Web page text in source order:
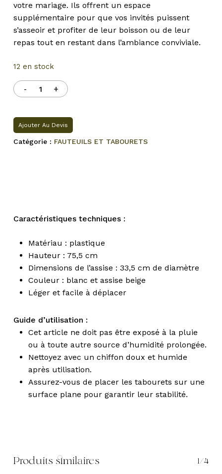
votre mariage. Ils offrent un espace
supplémentaire pour que vos invités puissent
s’asseoir et profiter de leur boisson ou de leur
repas tout en restant dans l’ambiance conviviale.
12 en stock
Ajouter Au Devis
Catégorie : FAUTEUILS ET TABOURETS
Caractéristiques techniques :
Matériau : plastique
Hauteur : 75,5 cm
Dimensions de l’assise : 33,5 cm de diamètre
Couleur : blanc et assise beige
Léger et facile à déplacer
Guide d’utilisation :
Cet article ne doit pas être exposé à la pluie
ou à toute autre source d’humidité prolongée.
Nettoyez avec un chiffon doux et humide
après utilisation.
Assurez-vous de placer les tabourets sur une
surface plane pour garantir leur stabilité.
Produits similaires 1/4